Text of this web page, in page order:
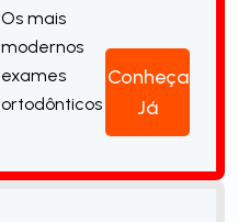
Os mais
modernos
exames
ortodônticos
Conheça
Já